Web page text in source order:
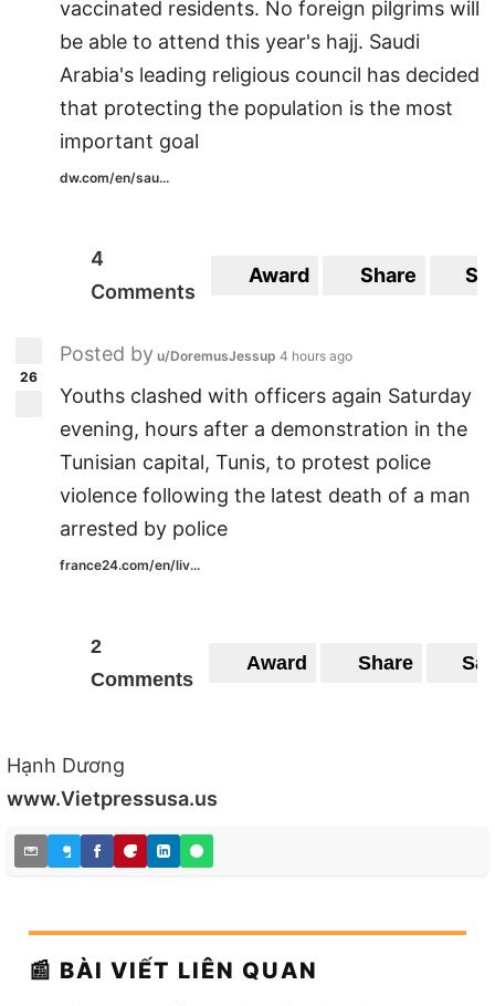
vaccinated residents. No foreign pilgrims will
be able to attend this year's hajj. Saudi
Arabia's leading religious council has decided
that protecting the population is the most
important goal
dw.com/en/sau...
4
Comments
Award Share
26
Posted by u/DoremusJessup 4 hours ago
Youths clashed with officers again Saturday
evening, hours after a demonstration in the
Tunisian capital, Tunis, to protest police
violence following the latest death of a man
arrested by police
france24.com/en/liv...
2
Comments
Award Share
Hạnh Dương
www.Vietpressusa.us
📰 BÀI VIẾT LIÊN QUAN